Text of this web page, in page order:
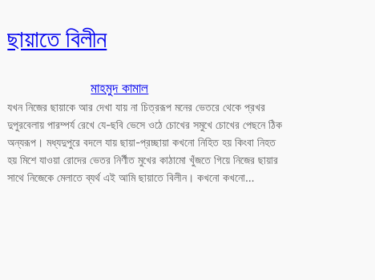
ছায়াতে বিলীন
মাহমুদ কামাল
যখন নিজের ছায়াকে আর দেখা যায় না চিত্ররূপ মনের ভেতরে থেকে প্রখর
দুপুরবেলায় পারম্পর্য রেখে যে-ছবি ভেসে ওঠে চোখের সমুখে চোখের পেছনে ঠিক
অন্যরূপ। মধ্যদুপুরে বদলে যায় ছায়া-প্রচ্ছায়া কখনো নিহিত হয় কিংবা নিহত
হয় মিশে যাওয়া রোদের ভেতর নির্ণীত মুখের কাঠামো খুঁজতে গিয়ে নিজের ছায়ার
সাথে নিজেকে মেলাতে ব্যর্থ এই আমি ছায়াতে বিলীন। কখনো কখনো…